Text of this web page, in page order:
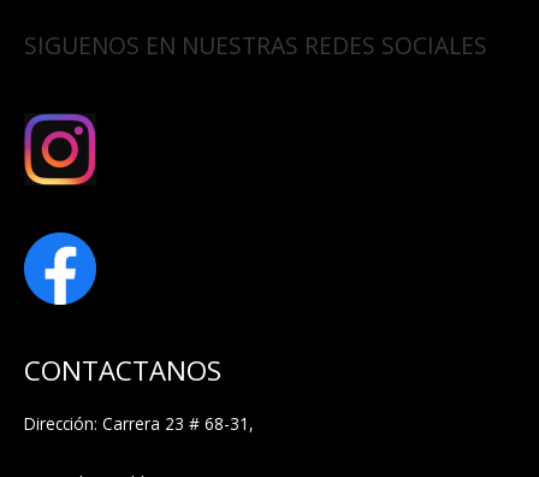
SIGUENOS EN NUESTRAS REDES SOCIALES
CONTACTANOS
Dirección: Carrera 23 # 68-31,